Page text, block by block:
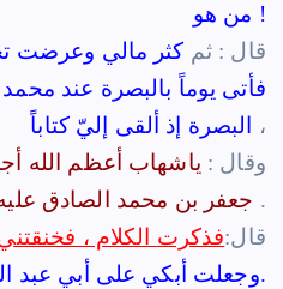
من هو !
قال : ثم كثر مالي وعرضت
فأتى يوماً بالبصرة عند
،
وقال : ياشهاب أعظم الله
.
قال:فذكرت الكلام ،
وجعلت أبكي على أبي عبد الله عليه الصلاة والسلام.